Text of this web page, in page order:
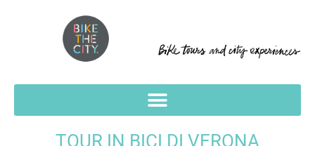
TOUR IN BICI DI VERONA